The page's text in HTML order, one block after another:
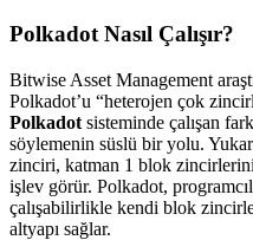
Polkadot Nasıl Çalışır?
Bitwise Asset Management
Polkadot’u “heterojen çok
Polkadot sisteminde çalışan
söylemenin süslü bir yolu.
zinciri, katman 1 blok
işlev görür. Polkadot,
çalışabilirlikle kendi blok
altyapı sağlar.